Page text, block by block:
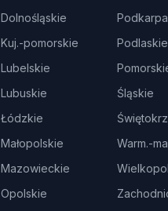
Dolnośląskie
Kuj.-pomorskie
Lubelskie
Lubuskie
Łódzkie
Małopolskie
Mazowieckie
Opolskie
Podlaskie
Śląskie
Warm.-